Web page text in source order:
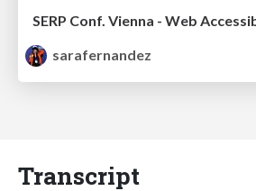
sarafernandez
Transcript